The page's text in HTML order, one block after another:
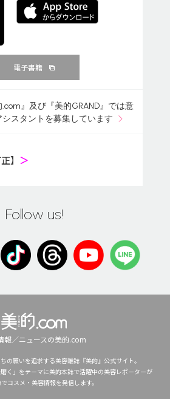
電子書籍
.com』及び『美的GRAND』では意
スタントを募集しています
】 ＞
Follow us!
報／ニュースの美的.com
の願いを追求する美容雑誌『美的』公式サイト。
く」をテーマに美的本誌で活躍中の美容レポーターが
コスメ・美容情報を発信します。